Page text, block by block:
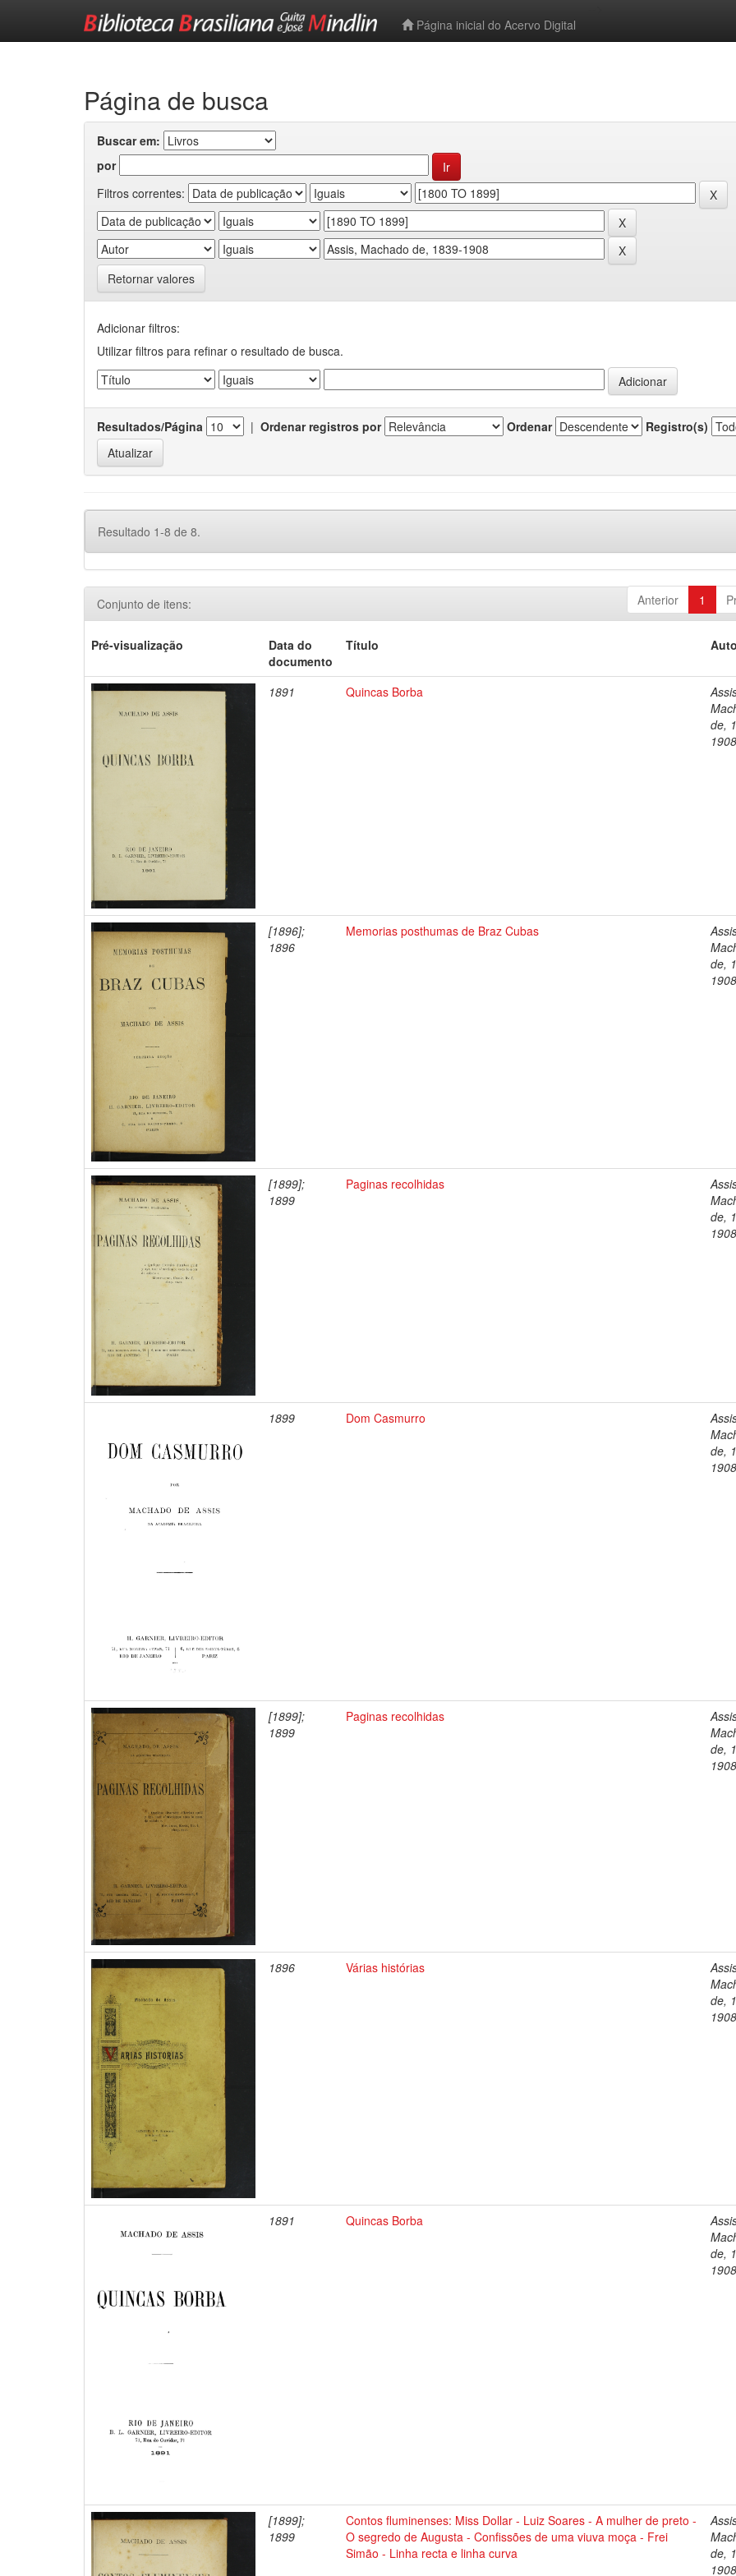
Página inicial do Acervo Digital
Página de busca
Buscar em:
por
Filtros correntes:
Retornar valores
Adicionar filtros:
Utilizar filtros para refinar o resultado de busca.
Resultados/Página | Ordenar registros por Ordenar Registro(s)
Resultado 1-8 de 8.
Anterior 1
Conjunto de itens:
Pré-visualização
Data do
documento
Título
1891 Quincas Borba
de,
1908
[1896];
1896
Memorias posthumas de Braz Cubas
de,
1908
[1899];
1899
Paginas recolhidas
de,
1908
1899 Dom Casmurro
de,
1908
[1899];
1899
Paginas recolhidas
de,
1908
1896 Várias histórias
de,
1908
1891 Quincas Borba
de,
1908
[1899];
1899
Contos fluminenses: Miss Dollar - Luiz Soares - A mulher de preto -
O segredo de Augusta - Confissões de uma viuva moça - Frei
Simão - Linha recta e linha curva
de,
1908